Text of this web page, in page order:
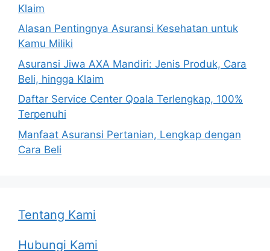
Klaim
Alasan Pentingnya Asuransi Kesehatan untuk
Kamu Miliki
Asuransi Jiwa AXA Mandiri: Jenis Produk, Cara
Beli, hingga Klaim
Daftar Service Center Qoala Terlengkap, 100%
Terpenuhi
Manfaat Asuransi Pertanian, Lengkap dengan
Cara Beli
Tentang Kami
Hubungi Kami